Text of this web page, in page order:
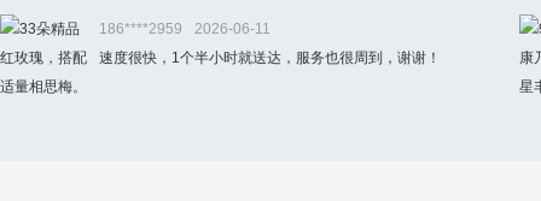
186****2959
2026-06-11
速度很快，1个半小时就送达，服务也很周到，谢谢！